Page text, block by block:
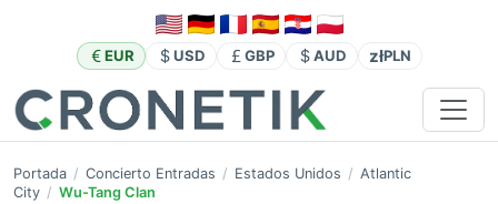
EUR USD GBP AUD złPLN
Portada / Concierto Entradas / Estados Unidos / Atlantic
City / Wu-Tang Clan